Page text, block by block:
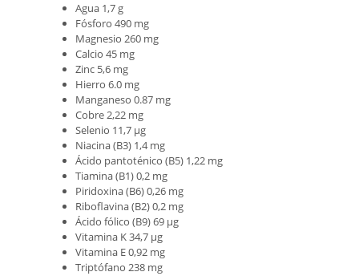
Agua 1,7 g
Fósforo 490 mg
Magnesio 260 mg
Calcio 45 mg
Zinc 5,6 mg
Hierro 6.0 mg
Manganeso 0.87 mg
Cobre 2,22 mg
Selenio 11,7 µg
Niacina (B3) 1,4 mg
Ácido pantoténico (B5) 1,22 mg
Tiamina (B1) 0,2 mg
Piridoxina (B6) 0,26 mg
Riboflavina (B2) 0,2 mg
Ácido fólico (B9) 69 µg
Vitamina K 34,7 µg
Vitamina E 0,92 mg
Triptófano 238 mg